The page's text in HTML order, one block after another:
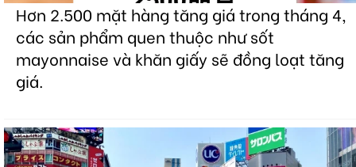
Hơn 2.500 mặt hàng tăng giá trong tháng 4,
các sản phẩm quen thuộc như sốt
mayonnaise và khăn giấy sẽ đồng loạt tăng
giá.